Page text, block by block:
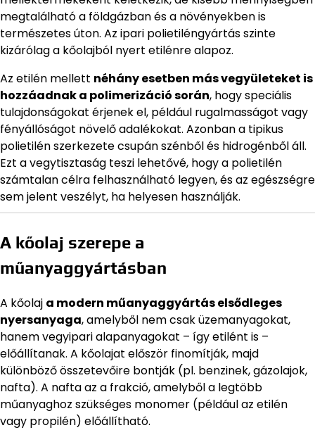
megtalálható a földgázban és a növényekben is
természetes úton. Az ipari polietiléngyártás szinte
kizárólag a kőolajból nyert etilénre alapoz.
Az etilén mellett néhány esetben más vegyületeket is
hozzáadnak a polimerizáció során, hogy speciális
tulajdonságokat érjenek el, például rugalmasságot vagy
fényállóságot növelő adalékokat. Azonban a tipikus
polietilén szerkezete csupán szénből és hidrogénből áll.
Ezt a vegytisztaság teszi lehetővé, hogy a polietilén
számtalan célra felhasználható legyen, és az egészségre
sem jelent veszélyt, ha helyesen használják.
A kőolaj szerepe a
műanyaggyártásban
A kőolaj a modern műanyaggyártás elsődleges
nyersanyaga, amelyből nem csak üzemanyagokat,
hanem vegyipari alapanyagokat – így etilént is –
előállítanak. A kőolajat először finomítják, majd
különböző összetevőire bontják (pl. benzinek, gázolajok,
nafta). A nafta az a frakció, amelyből a legtöbb
műanyaghoz szükséges monomer (például az etilén
vagy propilén) előállítható.